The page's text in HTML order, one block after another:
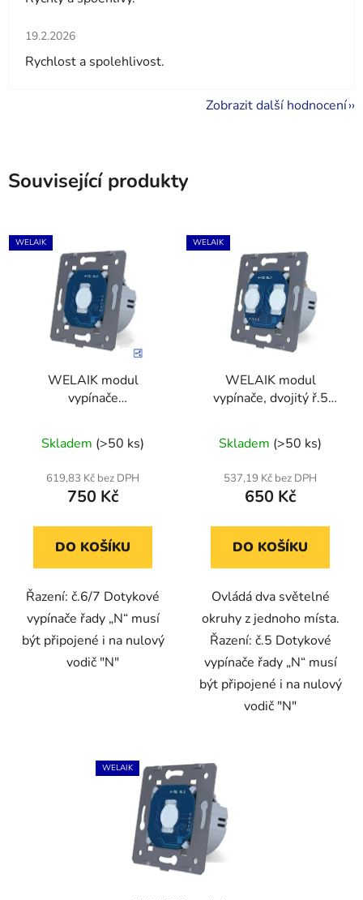
Hodnocení obchodu je 5 z 5 hvězdiček.
19.2.2026
Rychlost a spolehlivost.
Zobrazit další hodnocení
Související produkty
WELAIK
WELAIK modul
vypínače
ř.6/7 A912 N
Skladem (>50 ks)
619,83 Kč bez DPH
750 Kč
DO KOŠÍKU
Řazení: č.6/7 Dotykové
vypínače řady „N“ musí
být připojené i na nulový
vodič "N"
WELAIK
WELAIK modul
vypínače, dvojitý ř.5
Skladem (>50 ks)
537,19 Kč bez DPH
650 Kč
DO KOŠÍKU
Ovládá dva světelné
okruhy z jednoho místa.
Řazení: č.5 Dotykové
vypínače řady „N“ musí
být připojené i na nulový
vodič "N"
WELAIK